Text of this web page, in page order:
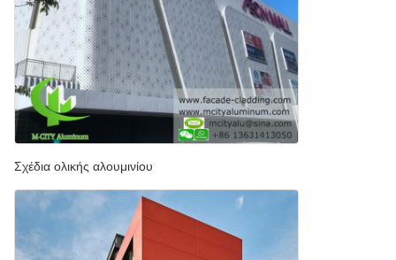
Σχέδια ολικής αλουμινίου